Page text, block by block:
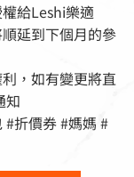
給Leshi樂適
延到下個月的參
，如有變更將直
知
#折價券 #媽媽 #